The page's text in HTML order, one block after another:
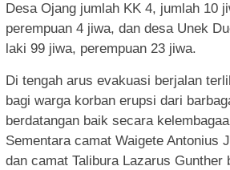
Desa Ojang jumlah KK 4, jumlah 10
perempuan 4 jiwa, dan desa Unek
laki 99 jiwa, perempuan 23 jiwa.
Di tengah arus evakuasi berjalan
bagi warga korban erupsi dari
berdatangan baik secara
Sementara camat Waigete Antonius
dan camat Talibura Lazarus Gunther